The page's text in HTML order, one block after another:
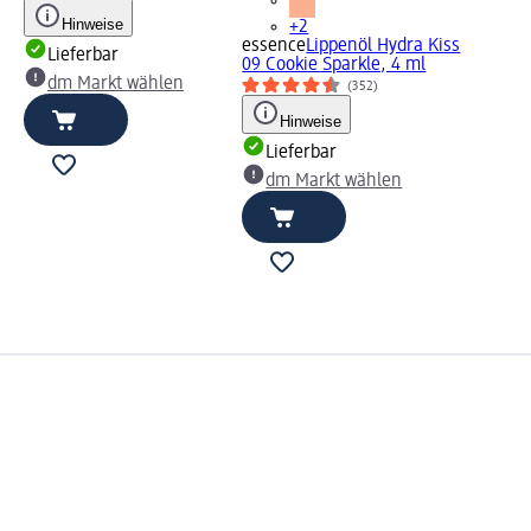
Hinweise
Lieferbar
dm Markt wählen
+2
essenceLippenöl Hydra Kiss
09 Cookie Sparkle, 4 ml
(352)
Hinweise
Lieferbar
dm Markt wählen